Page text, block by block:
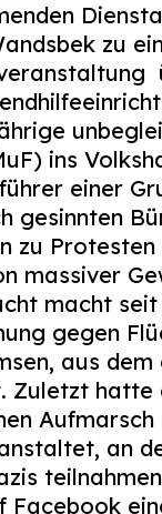
Broschüren
zu
ins
einer
gesinnten
zu
massiver
macht
gegen
aus dem
Zuletzt hatte
an
Facebook